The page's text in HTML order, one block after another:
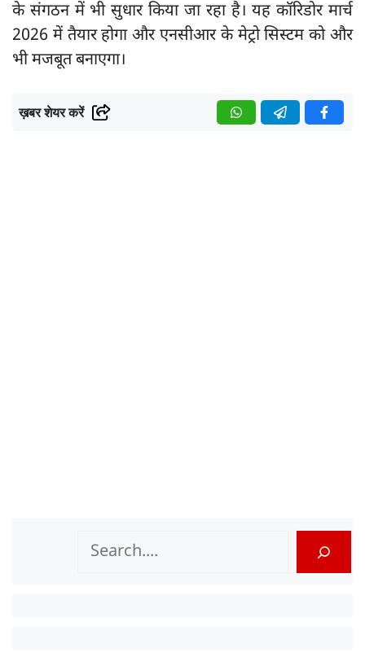
के संगठन में भी सुधार किया जा रहा है। यह कॉरिडोर मार्च
2026 में तैयार होगा और एनसीआर के मेट्रो सिस्टम को और
भी मजबूत बनाएगा।
ख़बर शेयर करें